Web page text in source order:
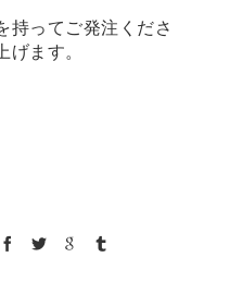
持ってご発注くださ
ます。